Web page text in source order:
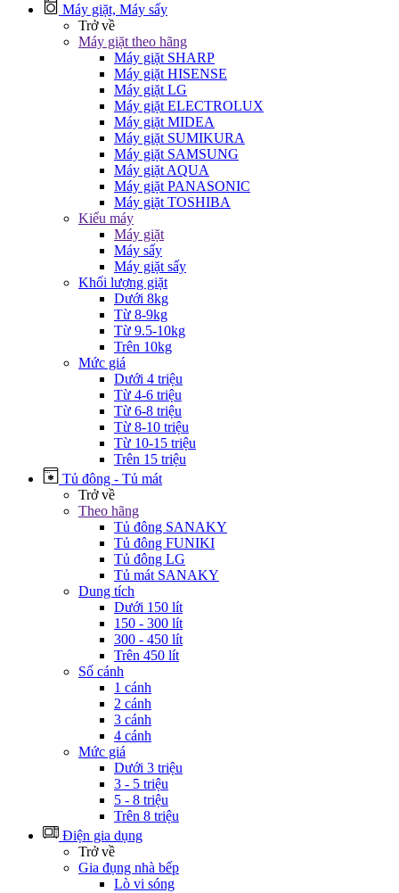
Máy giặt, Máy sấy
Trở về
Máy giặt theo hãng
Máy giặt SHARP
Máy giặt HISENSE
Máy giặt LG
Máy giặt ELECTROLUX
Máy giặt MIDEA
Máy giặt SUMIKURA
Máy giặt SAMSUNG
Máy giặt AQUA
Máy giặt PANASONIC
Máy giặt TOSHIBA
Kiểu máy
Máy giặt
Máy sấy
Máy giặt sấy
Khối lượng giặt
Dưới 8kg
Từ 8-9kg
Từ 9.5-10kg
Trên 10kg
Mức giá
Dưới 4 triệu
Từ 4-6 triệu
Từ 6-8 triệu
Từ 8-10 triệu
Từ 10-15 triệu
Trên 15 triệu
Tủ đông - Tủ mát
Trở về
Theo hãng
Tủ đông SANAKY
Tủ đông FUNIKI
Tủ đông LG
Tủ mát SANAKY
Dung tích
Dưới 150 lít
150 - 300 lít
300 - 450 lít
Trên 450 lít
Số cánh
1 cánh
2 cánh
3 cánh
4 cánh
Mức giá
Dưới 3 triệu
3 - 5 triệu
5 - 8 triệu
Trên 8 triệu
Điện gia dụng
Trở về
Gia đụng nhà bếp
Lò vi sóng